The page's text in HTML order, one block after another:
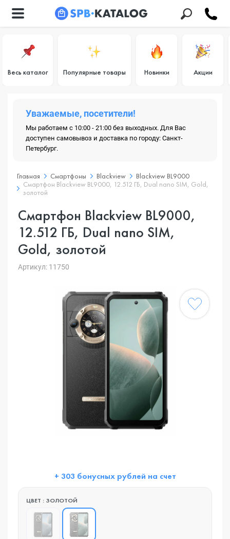
Весь каталог Популярные товары Новинки Акции
Уважаемые, посетители!
Мы работаем с 10:00 - 21:00 без выходных. Для Вас
доступен самовывоз и доставка по городу: Санкт-
Петербург.
Главная Смартфоны Blackview
Blackview BL9000
Смартфон Blackview BL9000, 12.512 ГБ, Dual nano SIM, Gold,
золотой
Смартфон Blackview BL9000,
12.512 ГБ, Dual nano SIM,
Gold, золотой
Артикул: 11750
+ 303 бонусных рублей на счет
ЦВЕТ : ЗОЛОТОЙ